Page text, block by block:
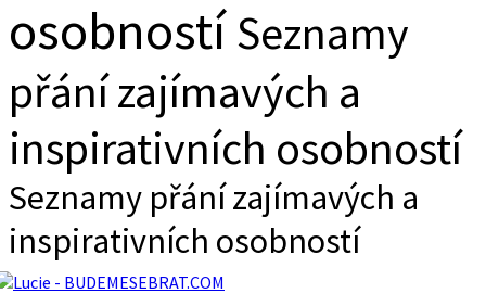
osobnostíSeznamy
přání zajímavých a
inspirativních osobností
Seznamy přání zajímavých a
inspirativních osobností